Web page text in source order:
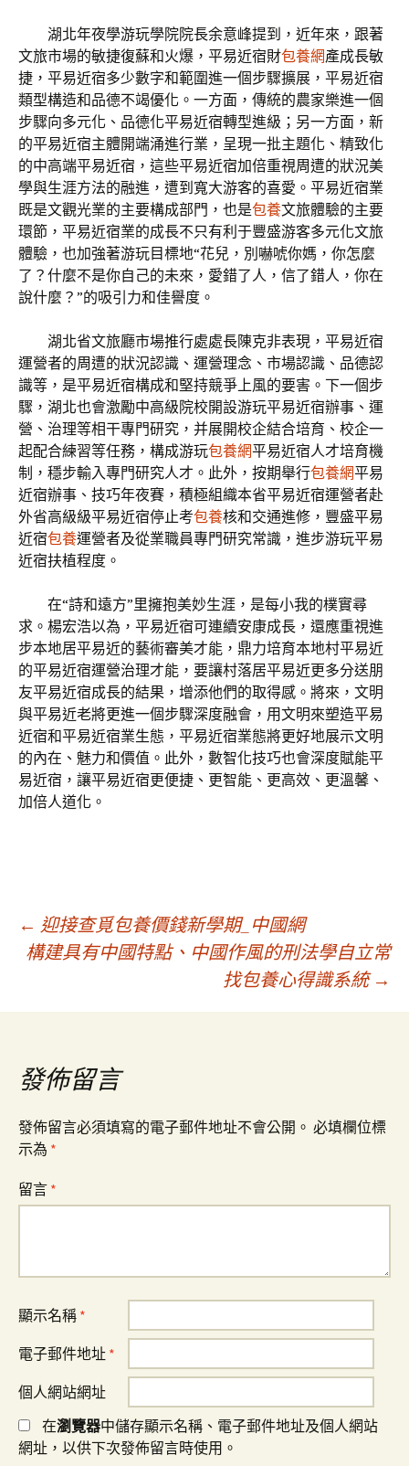
湖北年夜學游玩學院院長余意峰提到，近年來，跟著
文旅市場的敏捷復蘇和火爆，平易近宿財包養網產成長敏
捷，平易近宿多少數字和範圍進一個步驟擴展，平易近宿
類型構造和品德不竭優化。一方面，傳統的農家樂進一個
步驟向多元化、品德化平易近宿轉型進級；另一方面，新
的平易近宿主體開端涌進行業，呈現一批主題化、精致化
的中高端平易近宿，這些平易近宿加倍重視周遭的狀況美
學與生涯方法的融進，遭到寬大游客的喜愛。平易近宿業
既是文觀光業的主要構成部門，也是包養文旅體驗的主要
環節，平易近宿業的成長不只有利于豐盛游客多元化文旅
體驗，也加強著游玩目標地“花兒，別嚇唬你媽，你怎麼
了？什麼不是你自己的未來，愛錯了人，信了錯人，你在
說什麼？”的吸引力和佳譽度。
湖北省文旅廳市場推行處處長陳克非表現，平易近宿
運營者的周遭的狀況認識、運營理念、市場認識、品德認
識等，是平易近宿構成和堅持競爭上風的要害。下一個步
驟，湖北也會激勵中高級院校開設游玩平易近宿辦事、運
營、治理等相干專門研究，并展開校企結合培育、校企一
起配合練習等任務，構成游玩包養網平易近宿人才培育機
制，穩步輸入專門研究人才。此外，按期舉行包養網平易
近宿辦事、技巧年夜賽，積極組織本省平易近宿運營者赴
外省高級級平易近宿停止考包養核和交通進修，豐盛平易
近宿包養運營者及從業職員專門研究常識，進步游玩平易
近宿扶植程度。
在“詩和遠方”里擁抱美妙生涯，是每小我的樸實尋
求。楊宏浩以為，平易近宿可連續安康成長，還應重視進
步本地居平易近的藝術審美才能，鼎力培育本地村平易近
的平易近宿運營治理才能，要讓村落居平易近更多分送朋
友平易近宿成長的結果，增添他們的取得感。將來，文明
與平易近老將更進一個步驟深度融會，用文明來塑造平易
近宿和平易近宿業生態，平易近宿業態將更好地展示文明
的內在、魅力和價值。此外，數智化技巧也會深度賦能平
易近宿，讓平易近宿更便捷、更智能、更高效、更溫馨、
加倍人道化。
文
導
覽
← 迎接查覓包養價錢新學期_中國網
構建具有中國特點、中國作風的刑法學自立常
找包養心得識系統 →
發佈留言
發佈留言必須填寫的電子郵件地址不會公開。 必填欄位標
示為 *
留言 *
顯示名稱 *
電子郵件地址 *
個人網站網址
在瀏覽器中儲存顯示名稱、電子郵件地址及個人網站
網址，以供下次發佈留言時使用。